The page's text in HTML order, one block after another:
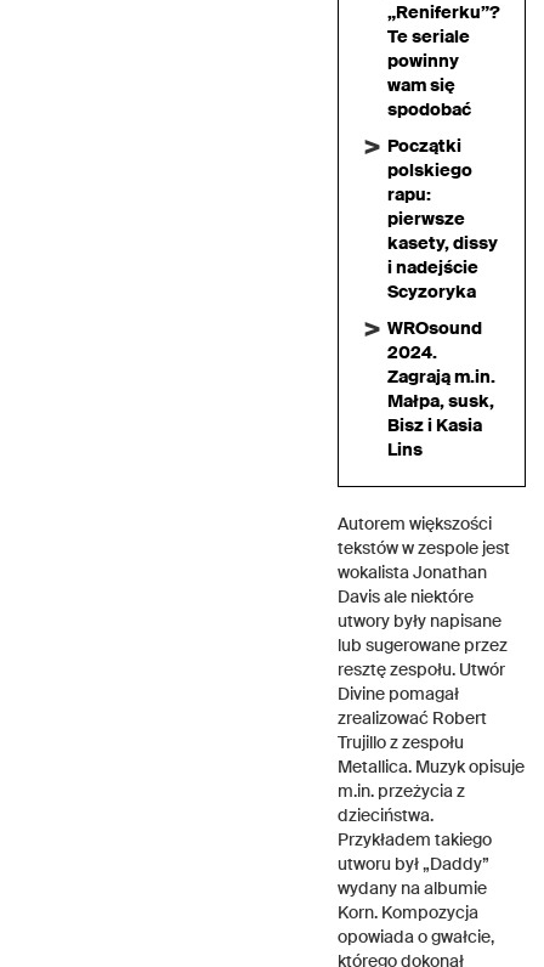
„Reniferku”?
Te seriale
powinny
wam się
spodobać
Początki
polskiego
rapu:
pierwsze
kasety, dissy
i nadejście
Scyzoryka
WROsound
2024.
Zagrają m.in.
Małpa, susk,
Bisz i Kasia
Lins
Autorem większości
tekstów w zespole jest
wokalista Jonathan
Davis ale niektóre
utwory były napisane
lub sugerowane przez
resztę zespołu. Utwór
Divine pomagał
zrealizować Robert
Trujillo z zespołu
Metallica. Muzyk opisuje
m.in. przeżycia z
dzieciństwa.
Przykładem takiego
utworu był „Daddy”
wydany na albumie
Korn. Kompozycja
opowiada o gwałcie,
którego dokonał